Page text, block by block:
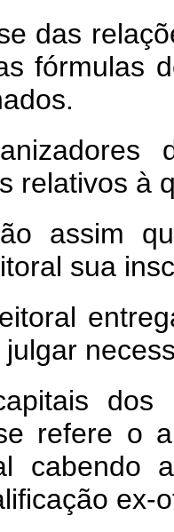
das
fórmulas
relativos à
assim
sua
dos
refere o
cabendo
ex-